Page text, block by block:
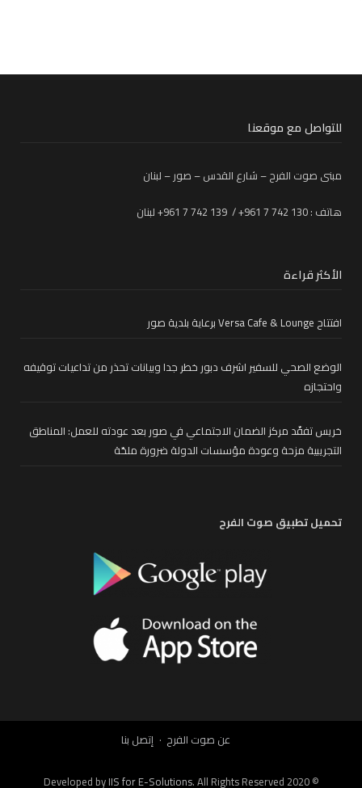
للتواصل مع موقعنا
مبنى صوت الفرح – شارع القدس – صور – لبنان
هاتف : 130 742 7 961+ / 139 742 7 961+ لبنان
الأكثر قراءة
افتتاح Versa Cafe & Lounge برعاية بلدية صور
الوضع الصحي للسفير اشرف دبور خطر جدا وبيانات تحذر من تداعيات توقيفه
واحتجازه
خريس تفقّد مركز الضمان الاجتماعي في صور بعد عودته للعمل: المناطق
التجريبية مزحة وعودة مؤسسات الدولة ضرورة ملحّة
تحميل تطبيق صوت الفرح
عن صوت الفرح إتصل بنا
© Developed by
IIS for E-Solutions. All Rights Reserved 2020